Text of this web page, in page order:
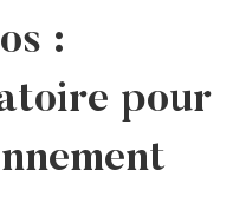
:
pour